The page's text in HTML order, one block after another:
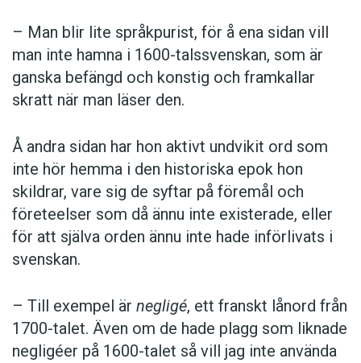
– Man blir lite språkpurist, för å ena sidan vill
man inte hamna i 1600-talssvenskan, som är
ganska befängd och konstig och framkallar
skratt när man läser den.
Å andra sidan har hon aktivt undvikit ord som
inte hör hemma i den historiska epok hon
skildrar, vare sig de syftar på föremål och
företeelser som då ännu inte existerade, eller
för att själva orden ännu inte hade införlivats i
svenskan.
– Till exempel är negligé, ett franskt lånord från
1700-talet. Även om de hade plagg som liknade
negligéer på 1600-talet så vill jag inte använda